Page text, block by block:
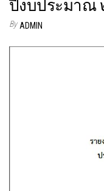
ปีงบประมาณ
By ADMIN